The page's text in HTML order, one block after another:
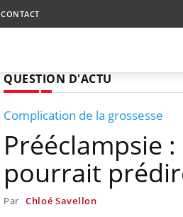
CONTACT
QUESTION D'ACTU
Complication de la grossesse
Prééclampsie
pourrait
Par Chloé Savellon